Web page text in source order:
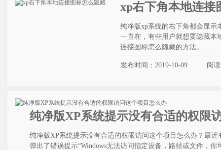
xp右下角本地连接
纯净版xp系统的右下角都会显示
一直在，有些用户就想要隐藏本
连接图标怎么隐藏的方法。
发布时间：2019-10-09 阅
纯净版XP系统提示没有合适的权限
纯净版XP系统提示没有合适的权限访问这个项目怎么办？最
弹出了错误提示“Windows无法访问指定设备，路径或文件，